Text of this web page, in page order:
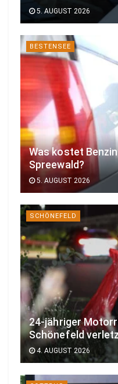
5. AUGUST 2026
BESTENSEE
Was kostet
Spreewald?
5. AUGUST 2026
SCHÖNEFELD
24-jähriger
Schönefeld
4. AUGUST 2026